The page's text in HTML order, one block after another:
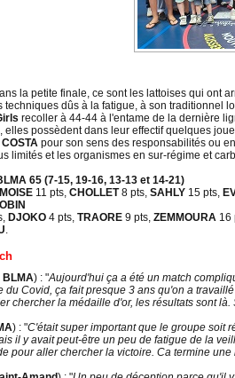
la petite finale, ce sont les lattoises qui ont
dûs à la fatigue, à son traditionnel
recoller à 44-44 à l'entame de la dernière
elles possèdent dans leur effectif quelques
pour son sens des responsabilités ou
limités et les organismes en sur-régime et
65 (7-15, 19-16, 13-13 et 14-21)
MOISE 11 pts, CHOLLET8 pts, SAHLY 15 pts,
DJOKO 4 pts, TRAORE 9 pts, ZEMMOURA 16
.
BLMA) : "Aujourd'hui ça a été un match
du Covid, ça fait presque 3 ans qu'on a
chercher la médaille d'or, les résultats sont
) : "C'était super important que le groupe soit
il y avait peut-être un peu de fatigue de la
pour aller chercher la victoire. Ca termine